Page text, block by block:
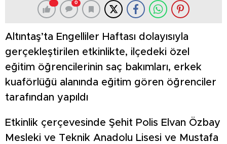
0
Altıntaş’ta Engelliler Haftası dolayısıyla
gerçekleştirilen etkinlikte, ilçedeki özel
eğitim öğrencilerinin saç bakımları, erkek
kuaförlüğü alanında eğitim gören öğrenciler
tarafından yapıldı
Etkinlik çerçevesinde Şehit Polis Elvan Özbay
Mesleki ve Teknik Anadolu Lisesi ve Mustafa